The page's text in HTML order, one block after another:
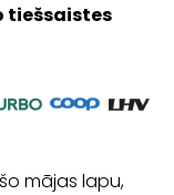
tiešsaistes
mājas lapu,